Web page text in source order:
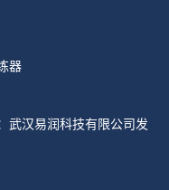
器
武汉易润科技有限公司发